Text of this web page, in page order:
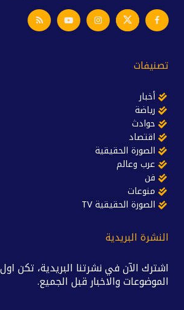
تصنيفات
أخبار
رياضة
حوادث
اقتصاد
الصورة الحقيقية
عرب وعالم
فن
منوعات
الصورة الحقيقية TV
النشرة البريدية
اشترك الآن في نشرتنا البريدية، تكن
الموضوعات والاخبار قبل الجميع.